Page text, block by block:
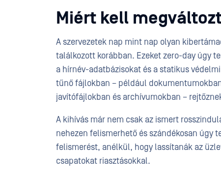
Miért kell
A szervezetek nap mint nap olyan
találkozott korábban. Ezeket zero-day úgy
a hírnév-adatbázisokat és a statikus
tűnő fájlokban – például
javítófájlokban és archívumokban –
A kihívás már nem csak az ismert
nehezen felismerhető és szándékosan úgy
felismerést, anélkül, hogy lassítanák az
csapatokat riasztásokkal.